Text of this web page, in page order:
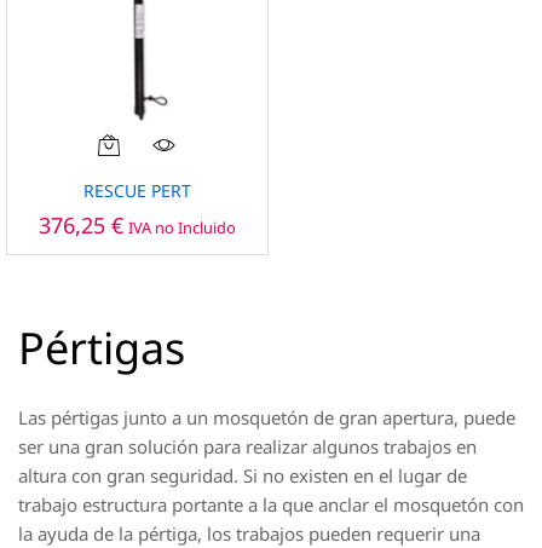
de
RESCUE PERT
376,25 € IVA no Incluido
Pértigas
Las pértigas junto a un mosquetón de gran apertura, puede
ser una gran solución para realizar algunos trabajos en
altura con gran seguridad. Si no existen en el lugar de
trabajo estructura portante a la que anclar el mosquetón con
la ayuda de la pértiga, los trabajos pueden requerir una